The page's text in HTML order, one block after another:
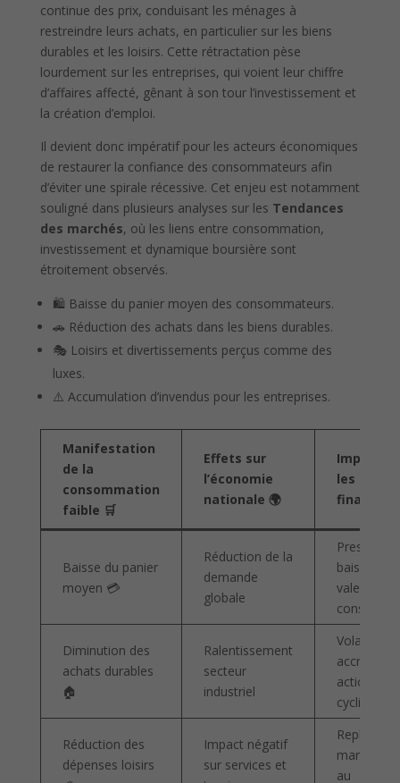
continue des prix, conduisant les ménages à
restreindre leurs achats, en particulier sur les biens
durables et les loisirs. Cette rétractation pèse
lourdement sur les entreprises, qui voient leur chiffre
d’affaires affecté, gênant à son tour l’investissement et
la création d’emploi.
Il devient donc impératif pour les acteurs économiques
de restaurer la confiance des consommateurs afin
d’éviter une spirale récessive. Cet enjeu est notamment
souligné dans plusieurs analyses sur les Tendances
des marchés, où les liens entre consommation,
investissement et dynamique boursière sont
étroitement observés.
🛍️ Baisse du panier moyen des consommateurs.
🚗 Réduction des achats dans les biens durables.
🎭 Loisirs et divertissements perçus comme des
luxes.
⚠️ Accumulation d’invendus pour les entreprises.
Manifestation
de la
consommation
faible 🛒
Effets sur
l’économie
nationale 🌍
Impact
les
Baisse du panier
moyen 💳
Réduction de la
demande
globale
Pression
baissière
valeurs de
Diminution des
achats durables
🏠
Ralentissement
secteur
industriel
Volatilité
accrue sur
actions
cycliques
Réduction des
dépenses loisirs
Impact négatif
sur services et
Repli des
marchés
au